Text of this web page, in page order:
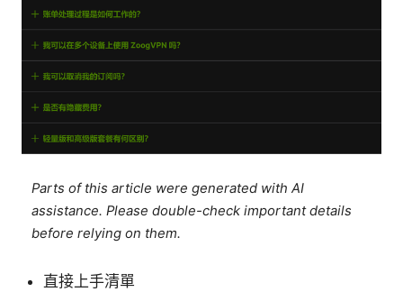
Parts of this article were generated with AI
assistance. Please double-check important details
before relying on them.
直接上手清單